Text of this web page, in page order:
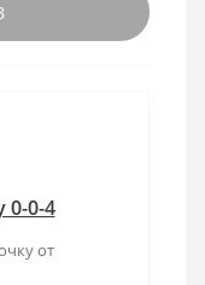
0-0-4
от